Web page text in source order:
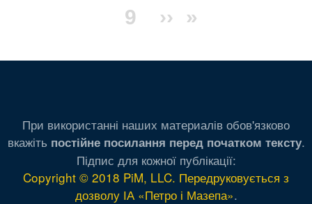
Page
9
Следующая
››
Последняя
»
При використанні наших материалів обов'язково
вкажіть постійне посилання перед початком тексту.
Підпис для кожної публікації:
Copyright © 2018 PiM, LLC. Передруковується з
дозволу ІА «Петро і Мазепа».